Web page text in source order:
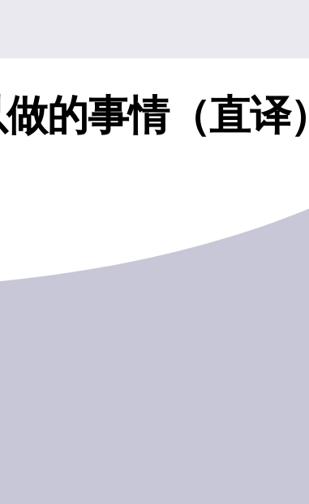
的事情（直译）